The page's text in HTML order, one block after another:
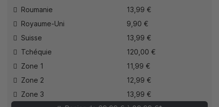
Roumanie
13,99 €
Royaume-Uni
9,90 €
Suisse
13,99 €
Tchéquie
120,00 €
Zone 1
11,99 €
Zone 2
12,99 €
Zone 3
13,99 €